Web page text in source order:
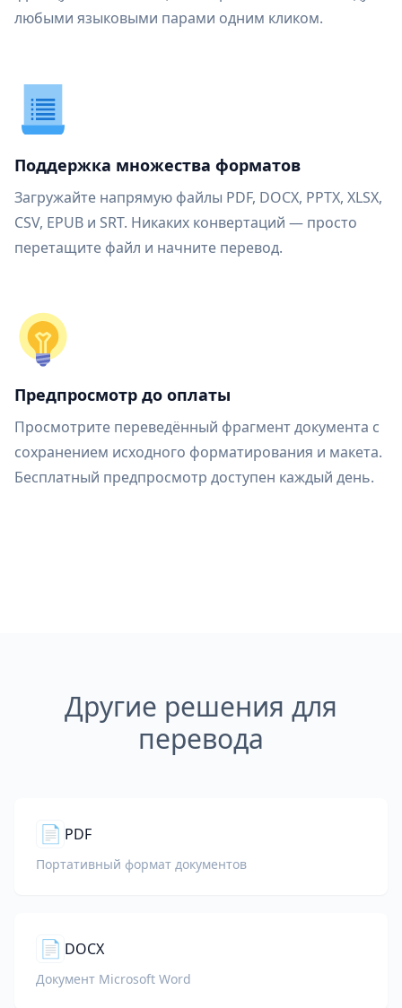
любыми языковыми парами одним кликом.
Поддержка множества форматов
Загружайте напрямую файлы PDF, DOCX, PPTX, XLSX,
CSV, EPUB и SRT. Никаких конвертаций — просто
перетащите файл и начните перевод.
Предпросмотр до оплаты
Просмотрите переведённый фрагмент документа с
сохранением исходного форматирования и макета.
Бесплатный предпросмотр доступен каждый день.
Другие решения для
перевода
📄 PDF
Портативный формат документов
📄 DOCX
Документ Microsoft Word